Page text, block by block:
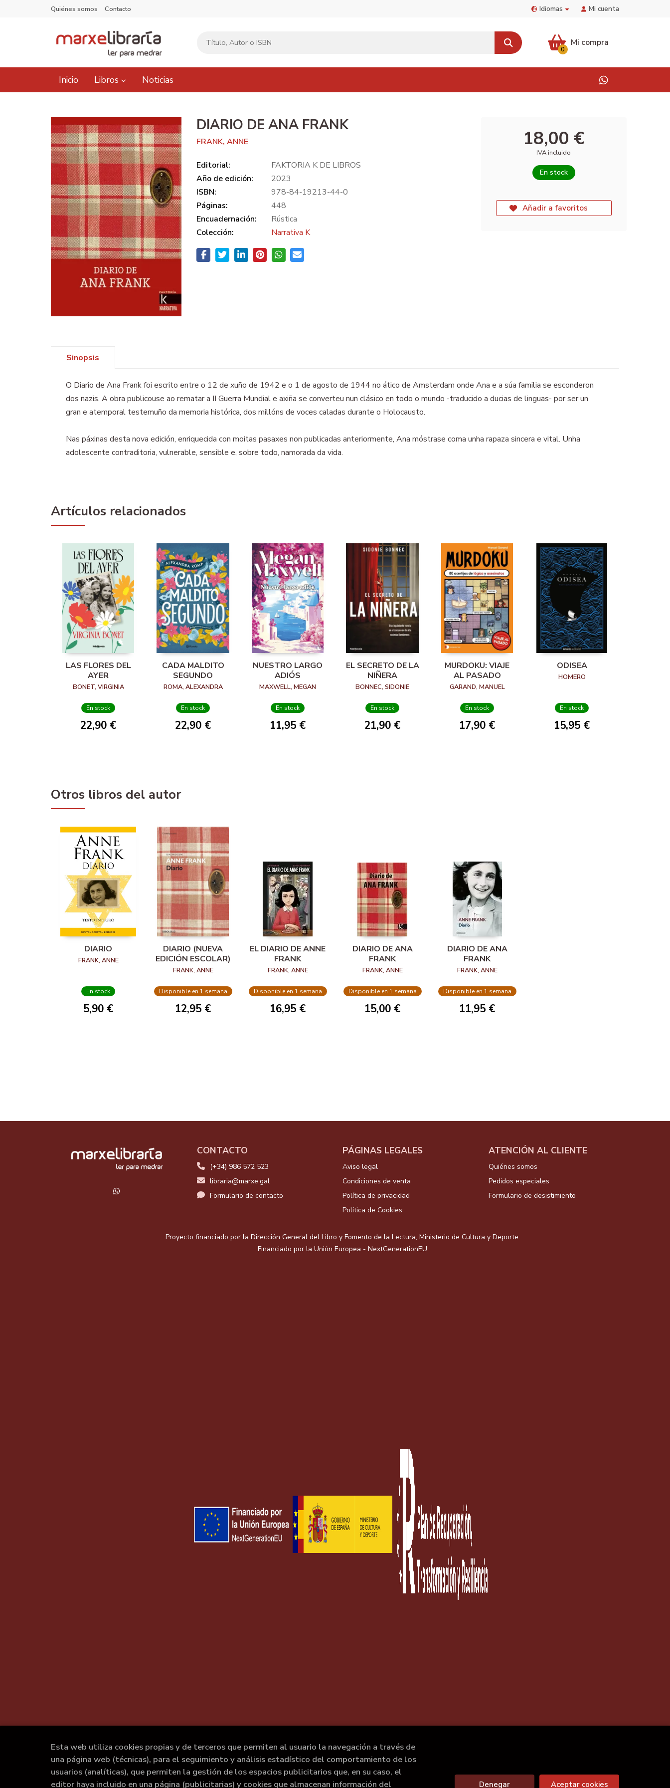
Quiénes somos Contacto Idiomas Mi cuenta
Mi compra
0
Inicio Libros Noticias
DIARIO DE ANA FRANK
FRANK, ANNE
Editorial:
FAKTORIA K DE LIBROS
Año de edición:
2023
ISBN:
978-84-19213-44-0
Páginas:
448
Encuadernación:
Rústica
Colección:
Narrativa K
18,00 €
IVA incluido
En stock
Añadir a favoritos
Sinopsis
O Diario de Ana Frank foi escrito entre o 12 de xuño de 1942 e o 1 de agosto de 1944 no ático de Amsterdam onde Ana e a súa familia se esconderon
dos nazis. A obra publicouse ao rematar a II Guerra Mundial e axiña se converteu nun clásico en todo o mundo -traducido a ducias de linguas- por ser un
gran e atemporal testemuño da memoria histórica, dos millóns de voces caladas durante o Holocausto.
Nas páxinas desta nova edición, enriquecida con moitas pasaxes non publicadas anteriormente, Ana móstrase coma unha rapaza sincera e vital. Unha
adolescente contraditoria, vulnerable, sensible e, sobre todo, namorada da vida.
Artículos relacionados
LAS FLORES DEL
AYER
BONET, VIRGINIA
En stock
22,90 €
CADA MALDITO
SEGUNDO
ROMA, ALEXANDRA
En stock
22,90 €
NUESTRO LARGO
ADIÓS
MAXWELL, MEGAN
En stock
11,95 €
EL SECRETO DE LA
NIÑERA
BONNEC, SIDONIE
En stock
21,90 €
MURDOKU: VIAJE
AL PASADO
GARAND, MANUEL
En stock
17,90 €
ODISEA
HOMERO
En stock
15,95 €
Otros libros del autor
DIARIO
FRANK, ANNE
En stock
5,90 €
DIARIO (NUEVA
EDICIÓN ESCOLAR)
FRANK, ANNE
Disponible en 1 semana
12,95 €
EL DIARIO DE ANNE
FRANK
FRANK, ANNE
Disponible en 1 semana
16,95 €
DIARIO DE ANA
FRANK
FRANK, ANNE
Disponible en 1 semana
15,00 €
DIARIO DE ANA
FRANK
FRANK, ANNE
Disponible en 1 semana
11,95 €
CONTACTO
(+34) 986 572 523
libraria@marxe.gal
Formulario de contacto
PÁGINAS LEGALES
Aviso legal
Condiciones de venta
Política de privacidad
Política de Cookies
ATENCIÓN AL CLIENTE
Quiénes somos
Pedidos especiales
Formulario de desistimiento
Proyecto financiado por la Dirección General del Libro y Fomento de la Lectura, Ministerio de Cultura y Deporte.
Financiado por la Unión Europea - NextGenerationEU
Esta web utiliza cookies propias y de terceros que permiten al usuario la navegación a través de
una página web (técnicas), para el seguimiento y análisis estadístico del comportamiento de los
usuarios (analíticas), que permiten la gestión de los espacios publicitarios que, en su caso, el
editor haya incluido en una página (publicitarias) y cookies que almacenan información del
Denegar Aceptar cookies